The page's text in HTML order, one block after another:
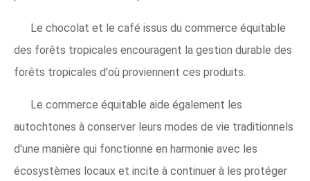
Le chocolat et le café issus du commerce équitable
des forêts tropicales encouragent la gestion durable des
forêts tropicales d'où proviennent ces produits.
Le commerce équitable aide également les
autochtones à conserver leurs modes de vie traditionnels
d'une manière qui fonctionne en harmonie avec les
écosystèmes locaux et incite à continuer à les protéger